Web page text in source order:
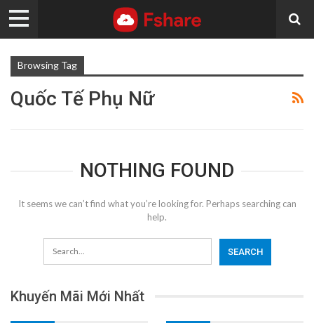
Browsing Tag
Quốc Tế Phụ Nữ
NOTHING FOUND
It seems we can’t find what you’re looking for. Perhaps searching can
help.
Khuyến Mãi Mới Nhất